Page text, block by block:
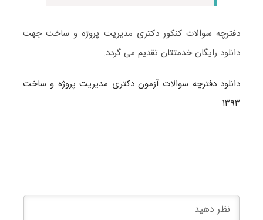
دفترچه سوالات کنکور دکتری مدیریت پروژه و ساخت جهت
دانلود رایگان خدمتتان تقدیم می گردد.
دانلود دفترچه سوالات آزمون دکتری مدیریت پروژه و ساخت
۱۳۹۳